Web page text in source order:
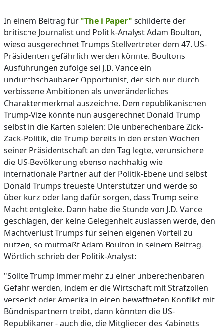
In einem Beitrag für "The i Paper" schilderte der
britische Journalist und Politik-Analyst Adam Boulton,
wieso ausgerechnet Trumps Stellvertreter dem 47. US-
Präsidenten gefährlich werden könnte. Boultons
Ausführungen zufolge sei J.D. Vance ein
undurchschaubarer Opportunist, der sich nur durch
verbissene Ambitionen als unveränderliches
Charaktermerkmal auszeichne. Dem republikanischen
Trump-Vize könnte nun ausgerechnet Donald Trump
selbst in die Karten spielen: Die unberechenbare Zick-
Zack-Politik, die Trump bereits in den ersten Wochen
seiner Präsidentschaft an den Tag legte, verunsichere
die US-Bevölkerung ebenso nachhaltig wie
internationale Partner auf der Politik-Ebene und selbst
Donald Trumps treueste Unterstützer und werde so
über kurz oder lang dafür sorgen, dass Trump seine
Macht entgleite. Dann habe die Stunde von J.D. Vance
geschlagen, der keine Gelegenheit auslassen werde, den
Machtverlust Trumps für seinen eigenen Vorteil zu
nutzen, so mutmaßt Adam Boulton in seinem Beitrag.
Wörtlich schrieb der Politik-Analyst:
"Sollte Trump immer mehr zu einer unberechenbaren
Gefahr werden, indem er die Wirtschaft mit Strafzöllen
versenkt oder Amerika in einen bewaffneten Konflikt mit
Bündnispartnern treibt, dann könnten die US-
Republikaner - auch die, die Mitglieder des Kabinetts